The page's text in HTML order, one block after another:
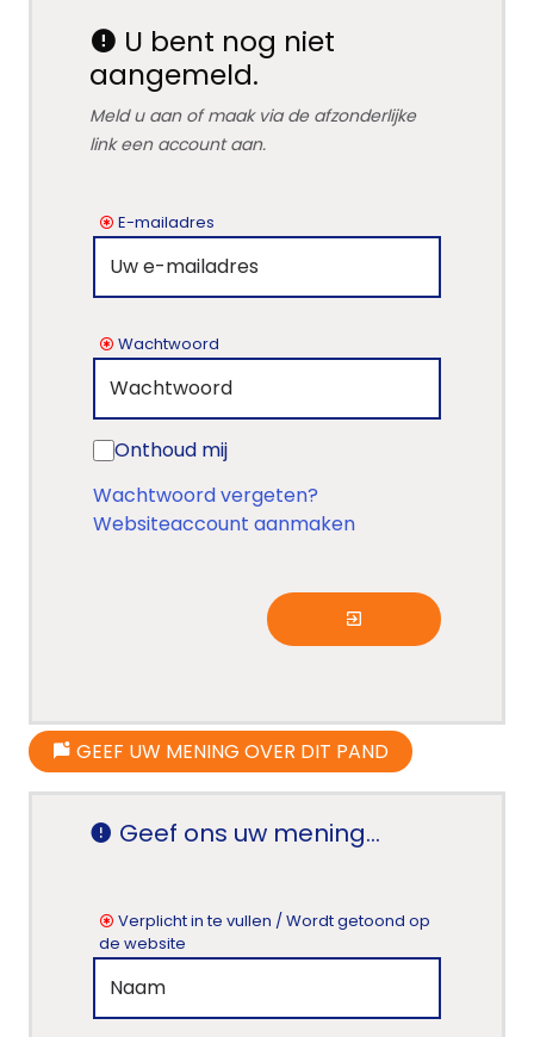
U bent nog niet
aangemeld.
Meld u aan of maak via de afzonderlijke
link een account aan.
E-mailadres
Wachtwoord
Onthoud mij
Wachtwoord vergeten?
Websiteaccount aanmaken
GEEF UW MENING OVER DIT PAND
Geef ons uw mening...
Verplicht in te vullen / Wordt getoond op
de website